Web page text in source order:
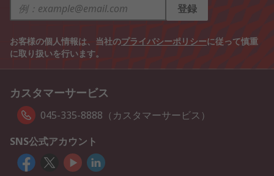
登録
お客様の個人情報は、当社のプライバシーポリシーに従って慎重
に取り扱いを行います。
カスタマーサービス
045-335-8888（カスタマーサービス）
SNS公式アカウント